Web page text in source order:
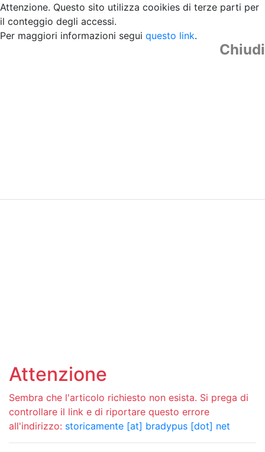
Attenzione. Questo sito utilizza cooikies di terze parti per
il conteggio degli accessi.
Per maggiori informazioni segui questo link.
Chiudi
Attenzione
Sembra che l'articolo richiesto non esista. Si prega di
controllare il link e di riportare questo errore
all'indirizzo: storicamente [at] bradypus [dot] net